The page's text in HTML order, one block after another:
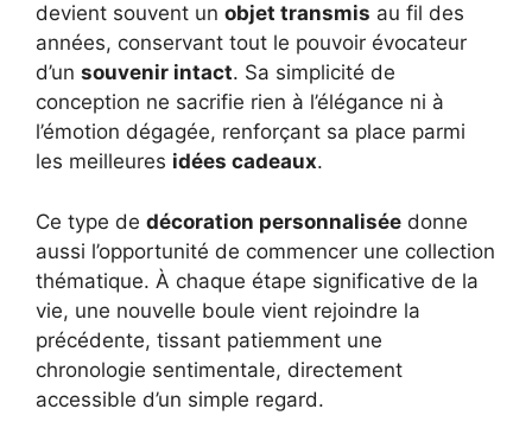
devient souvent un objet transmis au fil des
années, conservant tout le pouvoir évocateur
d’un souvenir intact. Sa simplicité de
conception ne sacrifie rien à l’élégance ni à
l’émotion dégagée, renforçant sa place parmi
les meilleures idées cadeaux.
Ce type de décoration personnalisée donne
aussi l’opportunité de commencer une collection
thématique. À chaque étape significative de la
vie, une nouvelle boule vient rejoindre la
précédente, tissant patiemment une
chronologie sentimentale, directement
accessible d’un simple regard.